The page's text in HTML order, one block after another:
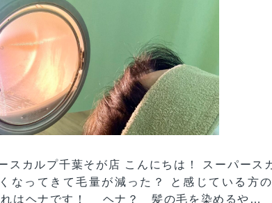
スカルプ千葉そが店 こんにちは！ スーパース
なってきて毛量が減った？ と感じている方
れはヘナです！ ヘナ？ 髪の毛を染めるや…